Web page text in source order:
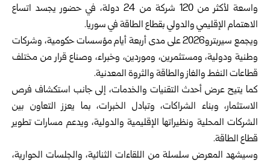
واسعة لأكثر من 120 شركة من 24 دولة، في حضور يجسد اتساع
الاهتمام الإقليمي والدولي بقطاع الطاقة في سوريا.
ويجمع سيربترو2026 على مدى أربعة أيام مؤسسات حكومية، وشركات
وطنية ودولية، ومستثمرين، وموردين، وخبراء، وصناع قرار من مختلف
قطاعات النفط والغاز والطاقة والثروة المعدنية.
كما يتيح عرض أحدث التقنيات والخدمات، إلى جانب استكشاف فرص
الاستثمار، وبناء الشراكات، وتبادل الخبرات، بما يعزز التعاون بين
الشركات المحلية ونظيراتها الإقليمية والدولية، ويدعم مسارات تطوير
قطاع الطاقة.
وسيشهد المعرض سلسلة من اللقاءات الثنائية، والجلسات الحوارية،